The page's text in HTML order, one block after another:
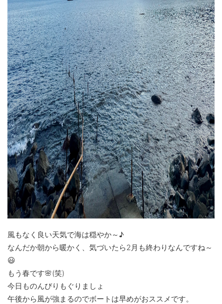
風もなく良い天気で海は穏やか～♪
なんだか朝から暖かく、気づいたら2月も終わりなんですね～
😃
もう春です🌸(笑)
今日ものんびりもぐりましょ
午後から風が強まるのでボートは早めがおススメです。